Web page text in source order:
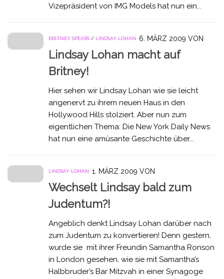
Vizepräsident von IMG Models hat nun ein...
BRITNEY SPEARS / LINDSAY LOHAN 6. MÄRZ 2009 VON
Lindsay Lohan macht auf
Britney!
Hier sehen wir Lindsay Lohan wie sie leicht
angenervt zu ihrem neuen Haus in den
Hollywood Hills stolziert. Aber nun zum
eigentlichen Thema: Die New York Daily News
hat nun eine amüsante Geschichte über...
LINDSAY LOHAN 1. MÄRZ 2009 VON
Wechselt Lindsay bald zum
Judentum?!
Angeblich denkt Lindsay Lohan darüber nach
zum Judentum zu konvertieren! Denn gestern,
wurde sie mit ihrer Freundin Samantha Ronson
in London gesehen, wie sie mit Samantha’s
Halbbruder’s Bar Mitzvah in einer Synagoge